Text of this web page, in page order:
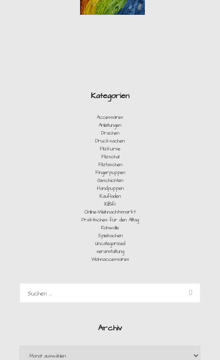
Kategorien
Accessoires
Anleitungen
Drachen
Drucksachen
Filzkurse
Filzschal
Filztaschen
Fingerpuppen
Geschichten
Handpuppen
Kaufladen
KiBifi
Online-Weihnachtsmarkt
Praktisches für den Alltag
Rohwolle
Spielsachen
Uncategorized
veranstaltung
Wohnaccessoires
Archiv